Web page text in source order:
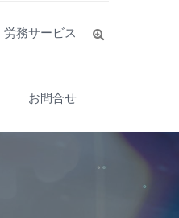
労務サービス
お問合せ